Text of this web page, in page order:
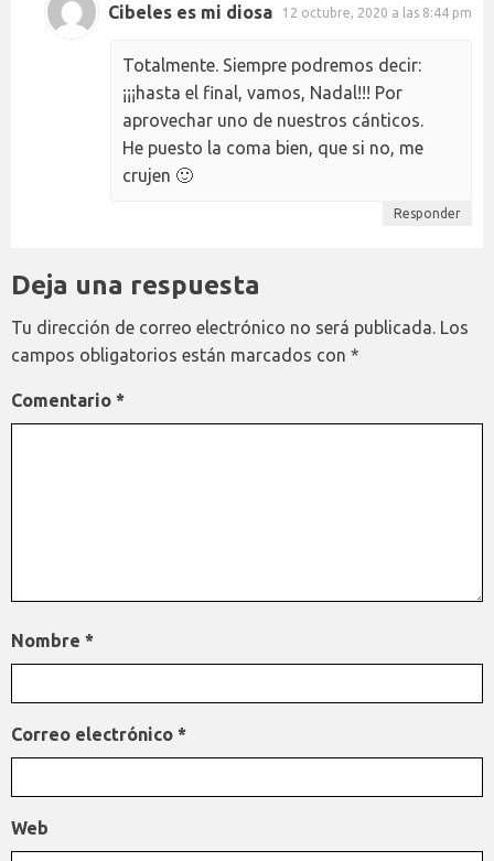
Cibeles es mi diosa 12 octubre, 2020 a las 8:44 pm
Totalmente. Siempre podremos decir:
¡¡¡hasta el final, vamos, Nadal!!! Por
aprovechar uno de nuestros cánticos.
He puesto la coma bien, que si no, me
crujen 🙂
Responder
Deja una respuesta
Tu dirección de correo electrónico no será publicada. Los
campos obligatorios están marcados con *
Comentario *
Nombre *
Correo electrónico *
Web